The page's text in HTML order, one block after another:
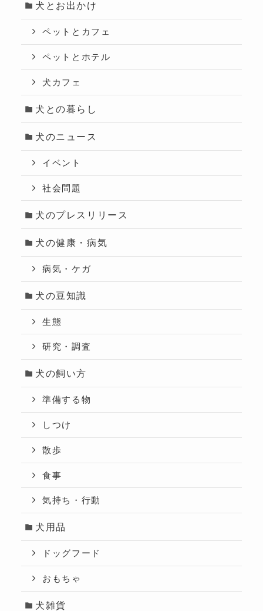
犬とお出かけ
ペットとカフェ
ペットとホテル
犬カフェ
犬との暮らし
犬のニュース
イベント
社会問題
犬のプレスリリース
犬の健康・病気
病気・ケガ
犬の豆知識
生態
研究・調査
犬の飼い方
準備する物
しつけ
散歩
食事
気持ち・行動
犬用品
ドッグフード
おもちゃ
犬雑貨